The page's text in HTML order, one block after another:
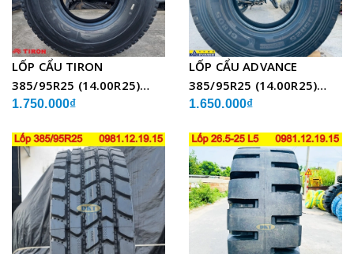
LỐP CẨU TIRON
385/95R25 (14.00R25)
TCH21 BỐ THÉP
1.750.000₫
LỐP CẨU ADVANCE
385/95R25 (14.00R25)
GLB05 BỐ THÉP
1.650.000₫